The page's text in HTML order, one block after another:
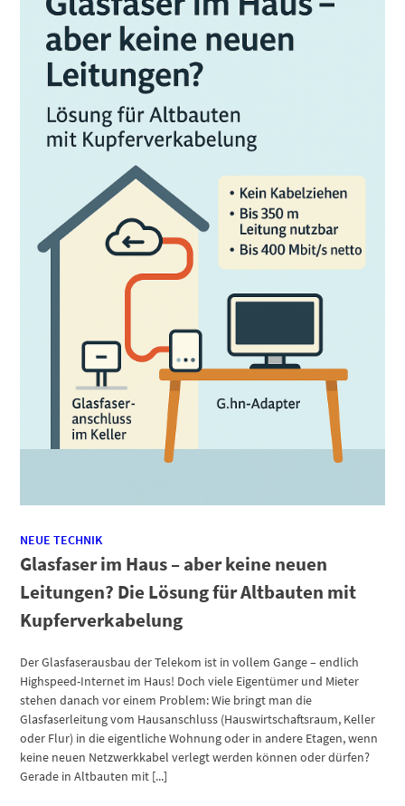
NEUE TECHNIK
Glasfaser im Haus – aber keine neuen
Leitungen? Die Lösung für Altbauten mit
Kupferverkabelung
Der Glasfaserausbau der Telekom ist in vollem Gange – endlich
Highspeed-Internet im Haus! Doch viele Eigentümer und Mieter
stehen danach vor einem Problem: Wie bringt man die
Glasfaserleitung vom Hausanschluss (Hauswirtschaftsraum, Keller
oder Flur) in die eigentliche Wohnung oder in andere Etagen, wenn
keine neuen Netzwerkkabel verlegt werden können oder dürfen?
Gerade in Altbauten mit [...]